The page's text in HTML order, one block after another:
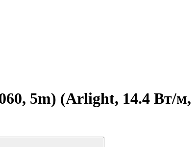
5m) (Arlight, 14.4 Вт/м,